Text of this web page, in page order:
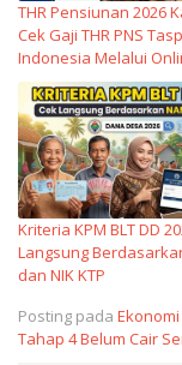
THR Pensiunan 2026
Cek Gaji THR PNS
Indonesia Melalui
Kriteria KPM BLT DD
Langsung
dan NIK KTP
Posting pada Ekonomi
Tahap 4 Belum Cair